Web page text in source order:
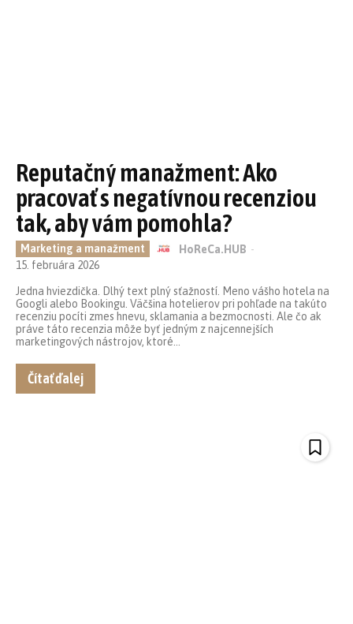
Reputačný manažment: Ako
pracovať s negatívnou recenziou
tak, aby vám pomohla?
Marketing a manažment HoReCa.HUB -
15. februára 2026
Jedna hviezdička. Dlhý text plný sťažností. Meno vášho hotela na
Googli alebo Bookingu. Väčšina hotelierov pri pohľade na takúto
recenziu pocíti zmes hnevu, sklamania a bezmocnosti. Ale čo ak
práve táto recenzia môže byť jedným z najcennejších
marketingových nástrojov, ktoré...
Čítať ďalej